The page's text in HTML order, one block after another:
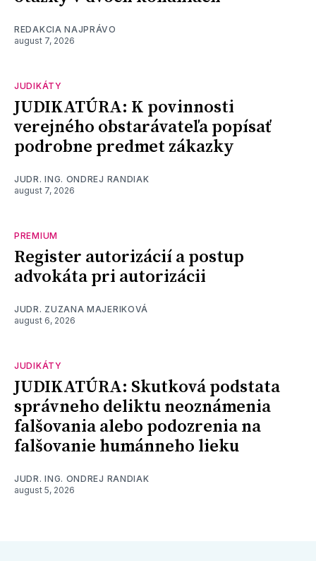
REDAKCIA NAJPRÁVO
august 7, 2026
JUDIKÁTY
JUDIKATÚRA: K povinnosti
verejného obstarávateľa popísať
podrobne predmet zákazky
JUDR. ING. ONDREJ RANDIAK
august 7, 2026
PREMIUM
Register autorizácií a postup
advokáta pri autorizácii
JUDR. ZUZANA MAJERIKOVÁ
august 6, 2026
JUDIKÁTY
JUDIKATÚRA: Skutková podstata
správneho deliktu neoznámenia
falšovania alebo podozrenia na
falšovanie humánneho lieku
JUDR. ING. ONDREJ RANDIAK
august 5, 2026